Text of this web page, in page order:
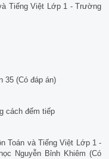
Tiếng Việt Lớp 1 - Trường
35 (Có đáp án)
cách đếm tiếp
Toán và Tiếng Việt Lớp 1 -
Nguyễn Bỉnh Khiêm (Có